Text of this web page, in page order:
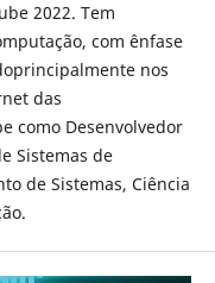
2022. Tem
com ênfase
nos
das
como Desenvolvedor
Sistemas de
de Sistemas, Ciência